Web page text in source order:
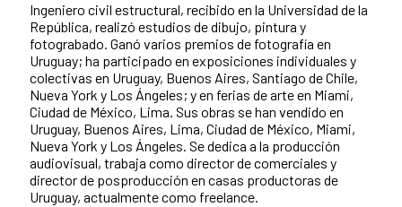
Ingeniero civil estructural, recibido en la Universidad de la
República, realizó estudios de dibujo, pintura y
fotograbado. Ganó varios premios de fotografía en
Uruguay; ha participado en exposiciones individuales y
colectivas en Uruguay, Buenos Aires, Santiago de Chile,
Nueva York y Los Ángeles; y en ferias de arte en Miami,
Ciudad de México, Lima. Sus obras se han vendido en
Uruguay, Buenos Aires, Lima, Ciudad de México, Miami,
Nueva York y Los Ángeles. Se dedica a la producción
audiovisual, trabaja como director de comerciales y
director de posproducción en casas productoras de
Uruguay, actualmente como freelance.